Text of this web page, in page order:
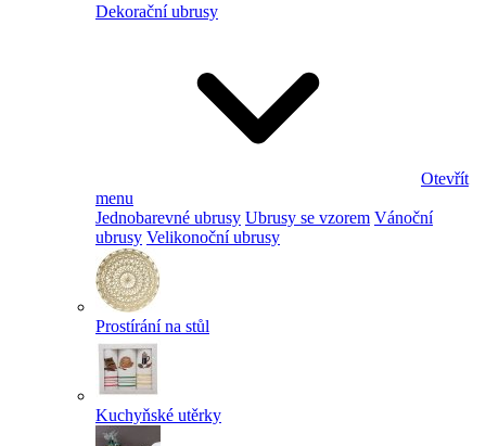
Dekorační ubrusy
Otevřít
menu
Jednobarevné ubrusy Ubrusy se vzorem Vánoční
ubrusy Velikonoční ubrusy
Prostírání na stůl
Kuchyňské utěrky